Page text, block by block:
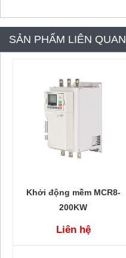
SẢN PHẨM LIÊN QUAN
Khởi động mềm MCR8-
200KW
Liên hệ